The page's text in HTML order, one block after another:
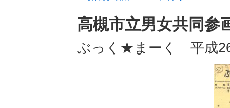
高槻市立男女共同参
ぶっく★まーく 平成